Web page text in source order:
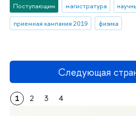
Поступающим магистратура
приемная кампания 2019
физика
Следующая
1 2 3 4